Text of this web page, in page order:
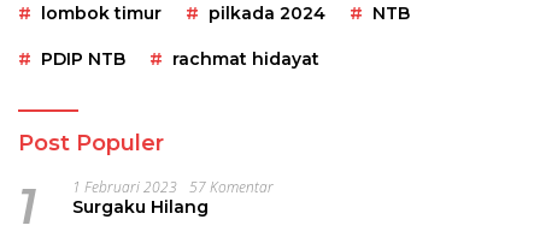
lombok timur pilkada 2024 NTB
PDIP NTB rachmat hidayat
Post Populer
1 1 Februari 2023 57 Komentar
Surgaku Hilang